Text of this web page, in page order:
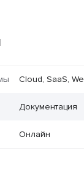
Cloud, SaaS,
Документация
Онлайн